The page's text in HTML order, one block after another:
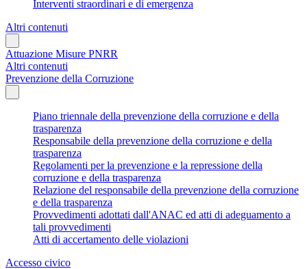
Interventi straordinari e di emergenza
Altri contenuti
Attuazione Misure PNRR
Altri contenuti
Prevenzione della Corruzione
Piano triennale della prevenzione della corruzione e della
trasparenza
Responsabile della prevenzione della corruzione e della
trasparenza
Regolamenti per la prevenzione e la repressione della
corruzione e della trasparenza
Relazione del responsabile della prevenzione della corruzione
e della trasparenza
Provvedimenti adottati dall'ANAC ed atti di adeguamento a
tali provvedimenti
Atti di accertamento delle violazioni
Accesso civico